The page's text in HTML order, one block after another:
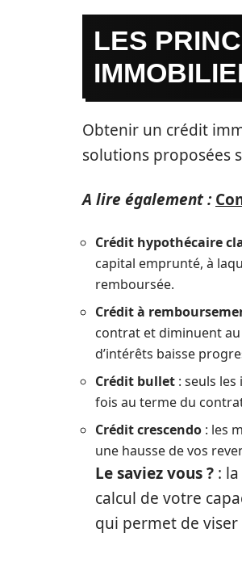
LES
Obtenir un crédit
solutions proposées
A lire également :
Crédit hypothécaire
capital emprunté, à
remboursée.
Crédit à
contrat et diminuent
d’intérêts baisse
Crédit bullet : seuls
fois au terme du
Crédit crescendo : les
une hausse de vos
Le saviez vous ? :
calcul de votre
qui permet de